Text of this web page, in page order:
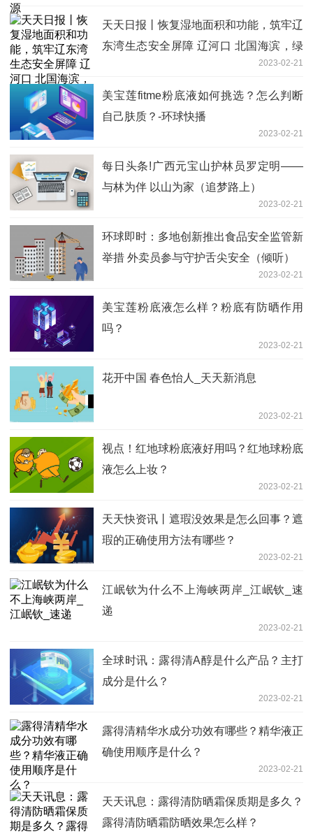
天天日报丨恢复湿地面积和功能，筑牢辽
东湾生态安全屏障 辽河口 北国海滨，绿
苇红滩（美丽中国·大美湿地②）2023-02-21
美宝莲fitme粉底液如何挑选？怎么判断
自己肤质？-环球快播
2023-02-21
每日头条!广西元宝山护林员罗定明——
与林为伴 以山为家（追梦路上）
2023-02-21
环球即时：多地创新推出食品安全监管新
举措 外卖员参与守护舌尖安全（倾听）
2023-02-21
美宝莲粉底液怎么样？粉底有防晒作用
吗？
2023-02-21
花开中国 春色怡人_天天新消息
2023-02-21
视点！红地球粉底液好用吗？红地球粉底
液怎么上妆？
2023-02-21
天天快资讯丨遮瑕没效果是怎么回事？遮
瑕的正确使用方法有哪些？
2023-02-21
江岷钦为什么不上海峡两岸_江岷钦_速
递
2023-02-21
全球时讯：露得清A醇是什么产品？主打
成分是什么？
2023-02-21
露得清精华水成分功效有哪些？精华液正
确使用顺序是什么？
2023-02-21
天天讯息：露得清防晒霜保质期是多久？
露得清防晒霜防晒效果怎么样？